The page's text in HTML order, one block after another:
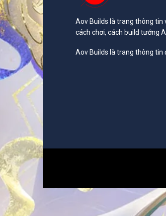
Aov Builds là trang thông tin
cách chơi, cách build tướng
Aov Builds là trang thông tin